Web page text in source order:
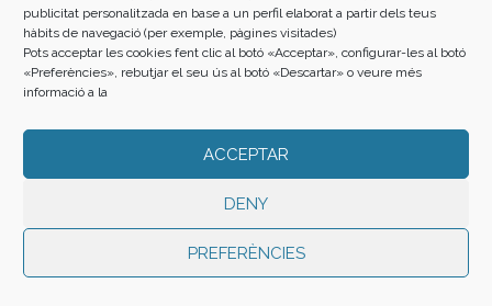
publicitat personalitzada en base a un perfil elaborat a partir dels teus
hàbits de navegació (per exemple, pàgines visitades)
Pots acceptar les cookies fent clic al botó «Acceptar», configurar-les al botó
«Preferències», rebutjar el seu ús al botó «Descartar» o veure més
informació a la
ACCEPTAR
DENY
PREFERÈNCIES
En el marc d’aquest projecte, amb la col·laboració
‘Aigües de Barcelona i la donació de Mercabarna
gràcies a l’equip de professionals d’Andròmines i el
treball voluntari d’en Carles
millorant la seva capacitació professional, afavorint
la seva inserció laboral i reduint la desigualtat
Durant el 2021, un cop a la setmana, enCarles, integrat